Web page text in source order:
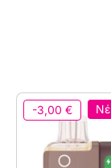
-3,00 €